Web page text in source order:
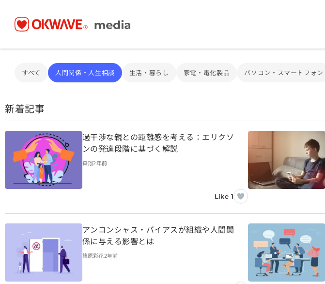
すべて 人間関係・人生相談 生活・暮らし 家電・電化製品 パソコン・スマートフォン
新着記事
過干渉な親との距離感を考える：エリクソ
ンの発達段階に基づく解説
森翔2年前
Like 1
アンコンシャス・バイアスが組織や人間関
係に与える影響とは
篠原彩花2年前